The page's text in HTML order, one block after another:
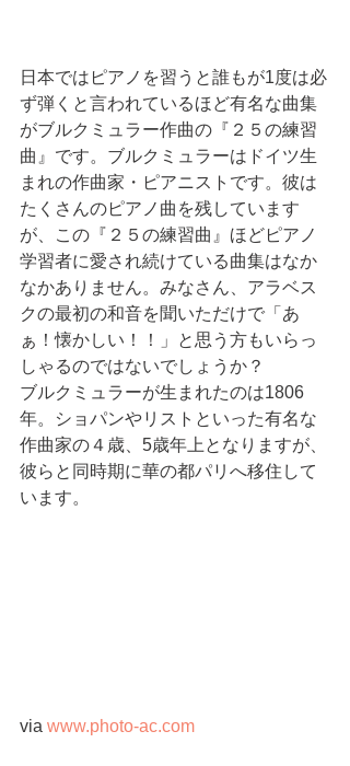
日本ではピアノを習うと誰もが1度は必
ず弾くと言われているほど有名な曲集
がブルクミュラー作曲の『２５の練習
曲』です。ブルクミュラーはドイツ生
まれの作曲家・ピアニストです。彼は
たくさんのピアノ曲を残しています
が、この『２５の練習曲』ほどピアノ
学習者に愛され続けている曲集はなか
なかありません。みなさん、アラベス
クの最初の和音を聞いただけで「あ
ぁ！懐かしい！！」と思う方もいらっ
しゃるのではないでしょうか？
ブルクミュラーが生まれたのは1806
年。ショパンやリストといった有名な
作曲家の４歳、5歳年上となりますが、
彼らと同時期に華の都パリへ移住して
います。
via www.photo-ac.com